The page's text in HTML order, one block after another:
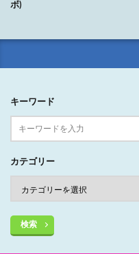
ボ)
キーワード
カテゴリー
検索